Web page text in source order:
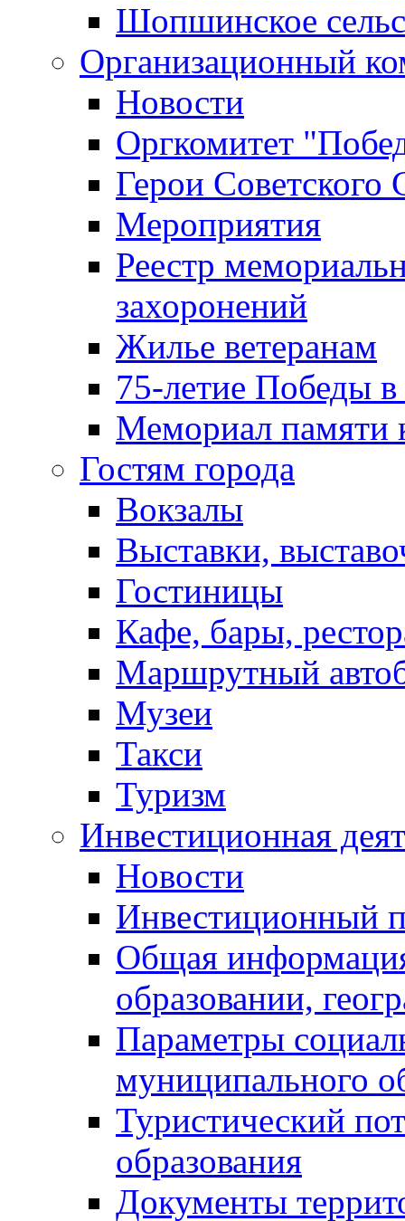
Шопшинское
Организационный
Новости
Оргкомитет
Герои Советского
Мероприятия
Реестр
захоронений
Жилье ветеранам
75-летие Победы
Мемориал памяти
Гостям города
Вокзалы
Выставки,
Гостиницы
Кафе, бары,
Маршрутный
Музеи
Такси
Туризм
Инвестиционная
Новости
Инвестиционный
Общая
образовании,
Параметры
муниципального
Туристический
образования
Документы